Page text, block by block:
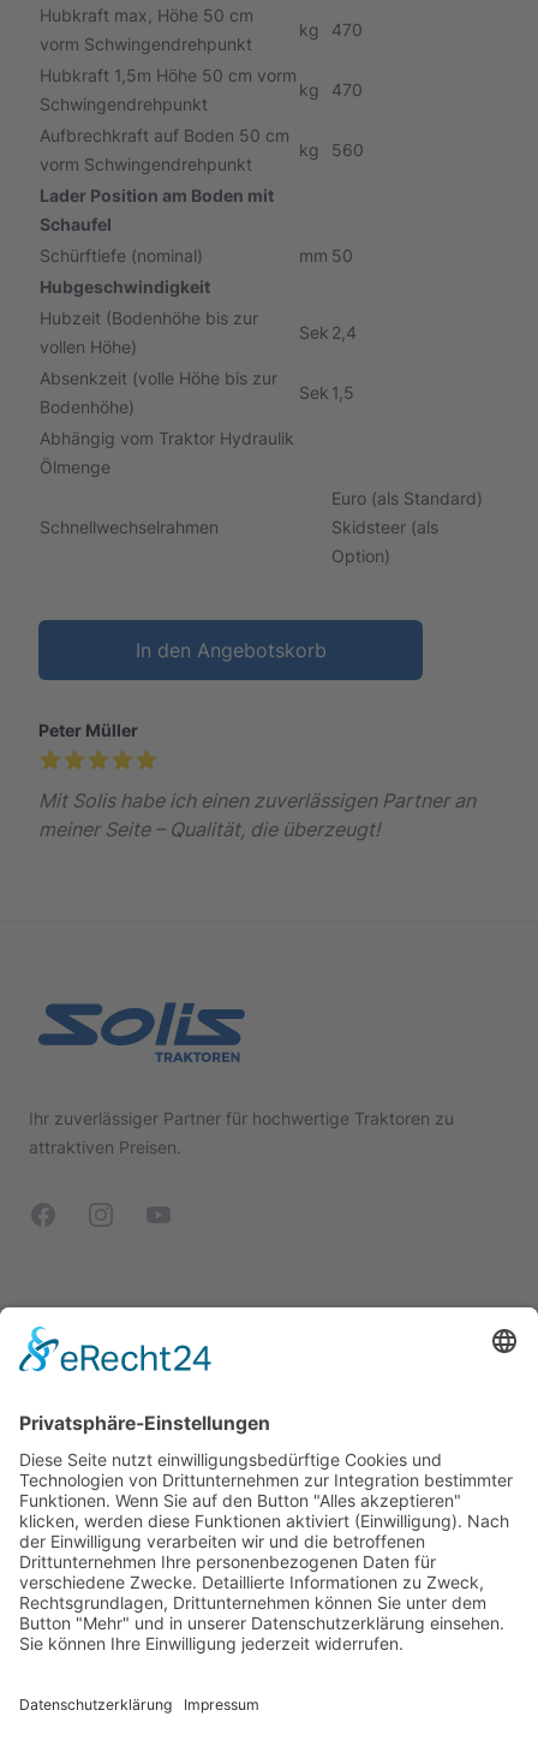
Hubkraft max, Höhe 50 cm
vorm Schwingendrehpunkt
kg 470
Hubkraft 1,5m Höhe 50 cm vorm
Schwingendrehpunkt
kg 470
Aufbrechkraft auf Boden 50 cm
vorm Schwingendrehpunkt
kg 560
Lader Position am Boden mit
Schaufel
Schürftiefe (nominal)
mm 50
Hubgeschwindigkeit
Hubzeit (Bodenhöhe bis zur
vollen Höhe)
Sek 2,4
Absenkzeit (volle Höhe bis zur
Bodenhöhe)
Sek 1,5
Abhängig vom Traktor Hydraulik
Ölmenge
Schnellwechselrahmen
Euro (als Standard)
Skidsteer (als
Option)
In den Angebotskorb
Peter Müller
Mit Solis habe ich einen zuverlässigen Partner an
meiner Seite – Qualität, die überzeugt!
Ihr zuverlässiger Partner für hochwertige Traktoren zu
attraktiven Preisen.
FacebookInstagramYouTube
Kompakt Serie
Limited Edition
Schmalspur
Service
Kontakt
Datenschutz
AGB